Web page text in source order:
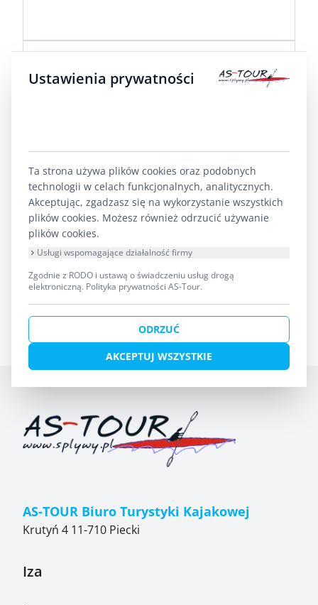
10 lata 8 miesiąc temu przez michal
Tak ja z synem(13lat) w ostatnim tygodniu
sierpnia
Forum Szlak Krutynia szukasz ekipy na spływ Krutynią ?
Spływ kajakowy Krutynia
AS-TOUR Biuro Turystyki Kajakowej
Krutyń 4 11-710 Piecki
Iza
Ustawienia prywatności
Ta strona używa plików cookies oraz podobnych
technologii w celach funkcjonalnych, analitycznych.
Akceptując, zgadzasz się na wykorzystanie wszystkich
plików cookies. Możesz również odrzucić używanie
plików cookies.
Usługi wspomagające działalność firmy
Zgodnie z RODO i ustawą o świadczeniu usług drogą
elektroniczną. Polityka prywatności AS-Tour.
ODRZUĆ
AKCEPTUJ WSZYSTKIE